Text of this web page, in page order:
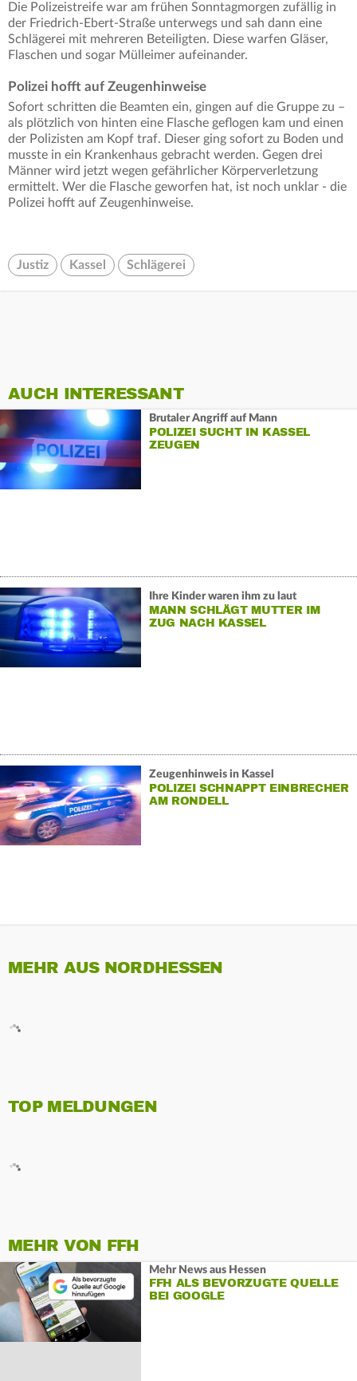
Die Polizeistreife war am frühen Sonntagmorgen zufällig in
der Friedrich-Ebert-Straße unterwegs und sah dann eine
Schlägerei mit mehreren Beteiligten. Diese warfen Gläser,
Flaschen und sogar Mülleimer aufeinander.
Polizei hofft auf Zeugenhinweise
Sofort schritten die Beamten ein, gingen auf die Gruppe zu –
als plötzlich von hinten eine Flasche geflogen kam und einen
der Polizisten am Kopf traf. Dieser ging sofort zu Boden und
musste in ein Krankenhaus gebracht werden. Gegen drei
Männer wird jetzt wegen gefährlicher Körperverletzung
ermittelt. Wer die Flasche geworfen hat, ist noch unklar - die
Polizei hofft auf Zeugenhinweise.
Justiz Kassel Schlägerei
AUCH INTERESSANT
Brutaler Angriff auf Mann
POLIZEI SUCHT IN KASSEL
ZEUGEN
Ihre Kinder waren ihm zu laut
MANN SCHLÄGT MUTTER IM
ZUG NACH KASSEL
Zeugenhinweis in Kassel
POLIZEI SCHNAPPT EINBRECHER
AM RONDELL
MEHR AUS NORDHESSEN
TOP MELDUNGEN
MEHR VON FFH
Mehr News aus Hessen
FFH ALS BEVORZUGTE QUELLE
BEI GOOGLE